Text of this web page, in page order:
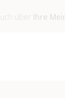
über Ihre